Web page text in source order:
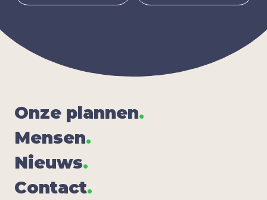
Onze plan­nen.
Men­sen.
Nieuws.
Con­tact.